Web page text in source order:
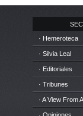
· Hemeroteca
· Silvia Leal
· Editoriales
· Tribunes
· A View From